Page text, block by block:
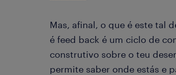
Mas, afinal, o que é este tal
é feed back é um ciclo de
construtivo sobre o teu
permite saber onde estás e